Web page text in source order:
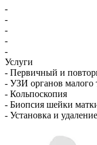
-
-
-
-
-
Услуги
- Первичный и
- УЗИ органов малого
- Кольпоскопия
- Биопсия шейки
- Установка и